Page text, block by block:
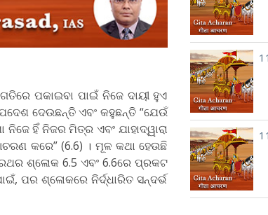
ପକାଇବା ପାଇଁ ନିଜେ ଦାୟୀ ହୁଏ
ଦେଉଛନ୍ତି ଏବଂ କହୁଛନ୍ତି “ଯେଉଁ
ନିଜେ ହିଁ ନିଜର ମିତ୍ର ଏବଂ ଯାହାଦ୍ୱାରା
କରେ” (6.6) । ମୂଳ କଥା ହେଉଛି
ଶ୍ଳୋକ 6.5 ଏବଂ 6.6ରେ ପ୍ରକଟ
ପର ଶ୍ଳୋକରେ ନିର୍ଦ୍ଧାରିତ ସନ୍ଦର୍ଭ